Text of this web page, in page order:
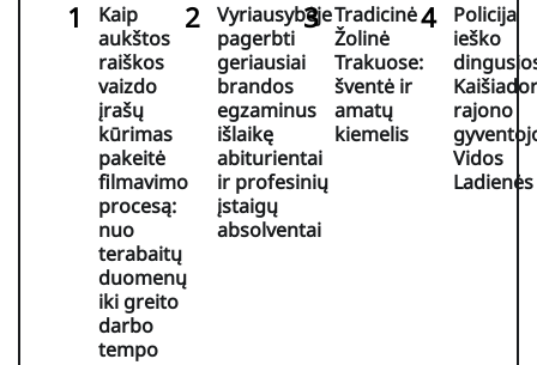
Kaip
aukštos
raiškos
vaizdo
įrašų
kūrimas
pakeitė
filmavimo
procesą:
nuo
terabaitų
duomenų
iki greito
darbo
tempo
Vyriausybėje
pagerbti
geriausiai
brandos
egzaminus
išlaikę
abiturientai
ir profesinių
įstaigų
absolventai
Tradicinė
Žolinė
Trakuose:
šventė ir
amatų
kiemelis
Policija
ieško
rajono
Vidos
Ladienės